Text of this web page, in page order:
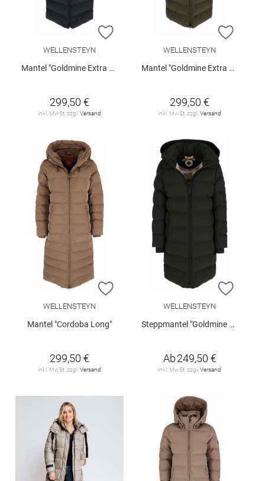
ZUR WUNSCHLISTE HINZUFÜGEN
WELLENSTEYN
Mantel "Goldmine Extra Long"
299,50 €
inkl. MwSt. zzgl.Versand
ZUR
WELLENSTEYN
Mantel "Goldmine Extra Long"
299,50 €
inkl. MwSt. zzgl.Versand
ZUR WUNSCHLISTE HINZUFÜGEN
WELLENSTEYN
Mantel "Cordoba Long"
299,50 €
inkl. MwSt. zzgl.Versand
ZUR
WELLENSTEYN
Steppmantel "Goldmine Long"
Ab249,50 €
inkl. MwSt. zzgl.Versand